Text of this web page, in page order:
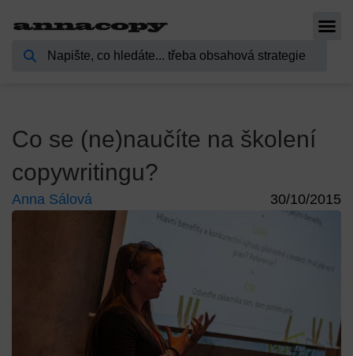
Co se (ne)naučíte na školení
copywritingu?
Anna Sálová 30/10/2015